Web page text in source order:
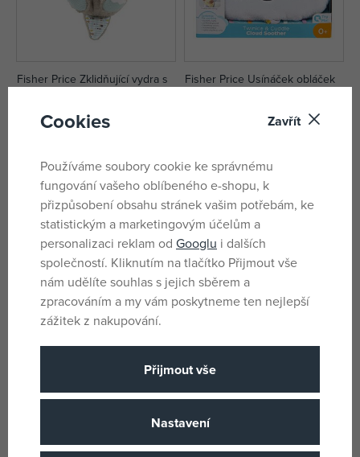
Fisher Price Zklidňující vydra s
skladem
897 Kč
Fisher Price Usínáček obláček
skladem
skladem
DMOC:
Cookies Zavřít
Používáme soubory cookie ke správnému
fungování vašeho oblíbeného e-shopu, k
přizpůsobení obsahu stránek vašim potřebám, ke
statistickým a marketingovým účelům a
personalizaci reklam od Googlu i dalších
společností. Kliknutím na tlačítko Přijmout vše
nám udělíte souhlas s jejich sběrem a
zpracováním a my vám poskytneme ten nejlepší
zážitek z nakupování.
Přijmout vše
Nastavení